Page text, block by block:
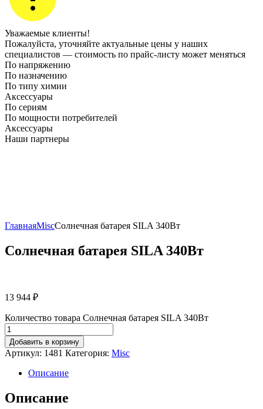
Уважаемые клиенты!
Пожалуйста, уточняйте актуальные цены у наших
специалистов — стоимость по прайс‑листу может меняться
По напряжению
По назначению
По типу химии
Аксессуары
По сериям
По мощности потребителей
Аксессуары
Наши партнеры
ГлавнаяMiscСолнечная батарея SILA 340Вт
Солнечная батарея SILA 340Вт
13 944 ₽
Количество товара Солнечная батарея SILA 340Вт
Добавить в корзину
Артикул: 1481 Категория: Misc
Описание
Описание